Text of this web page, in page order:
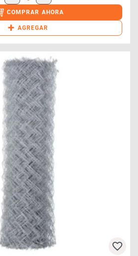
COMPRAR AHORA
+ AGREGAR